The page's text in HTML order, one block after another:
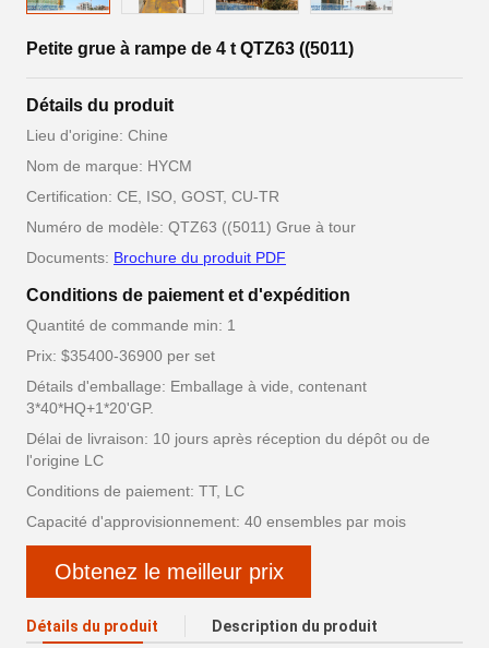
Petite grue à rampe de 4 t QTZ63 ((5011)
Détails du produit
Lieu d'origine: Chine
Nom de marque: HYCM
Certification: CE, ISO, GOST, CU-TR
Numéro de modèle: QTZ63 ((5011) Grue à tour
Documents: Brochure du produit PDF
Conditions de paiement et d'expédition
Quantité de commande min: 1
Prix: $35400-36900 per set
Détails d'emballage: Emballage à vide, contenant
3*40*HQ+1*20'GP.
Délai de livraison: 10 jours après réception du dépôt ou de
l'origine LC
Conditions de paiement: TT, LC
Capacité d'approvisionnement: 40 ensembles par mois
Obtenez le meilleur prix
Détails du produit Description du produit